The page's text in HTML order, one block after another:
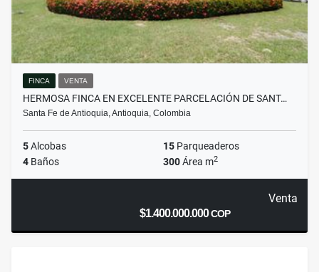
FINCA VENTA
HERMOSA FINCA EN EXCELENTE PARCELACIÓN DE SANT…
Santa Fe de Antioquia, Antioquia, Colombia
5Alcobas 15 Parqueaderos
4 Baños 300Área m2
Venta
$1.400.000.000COP